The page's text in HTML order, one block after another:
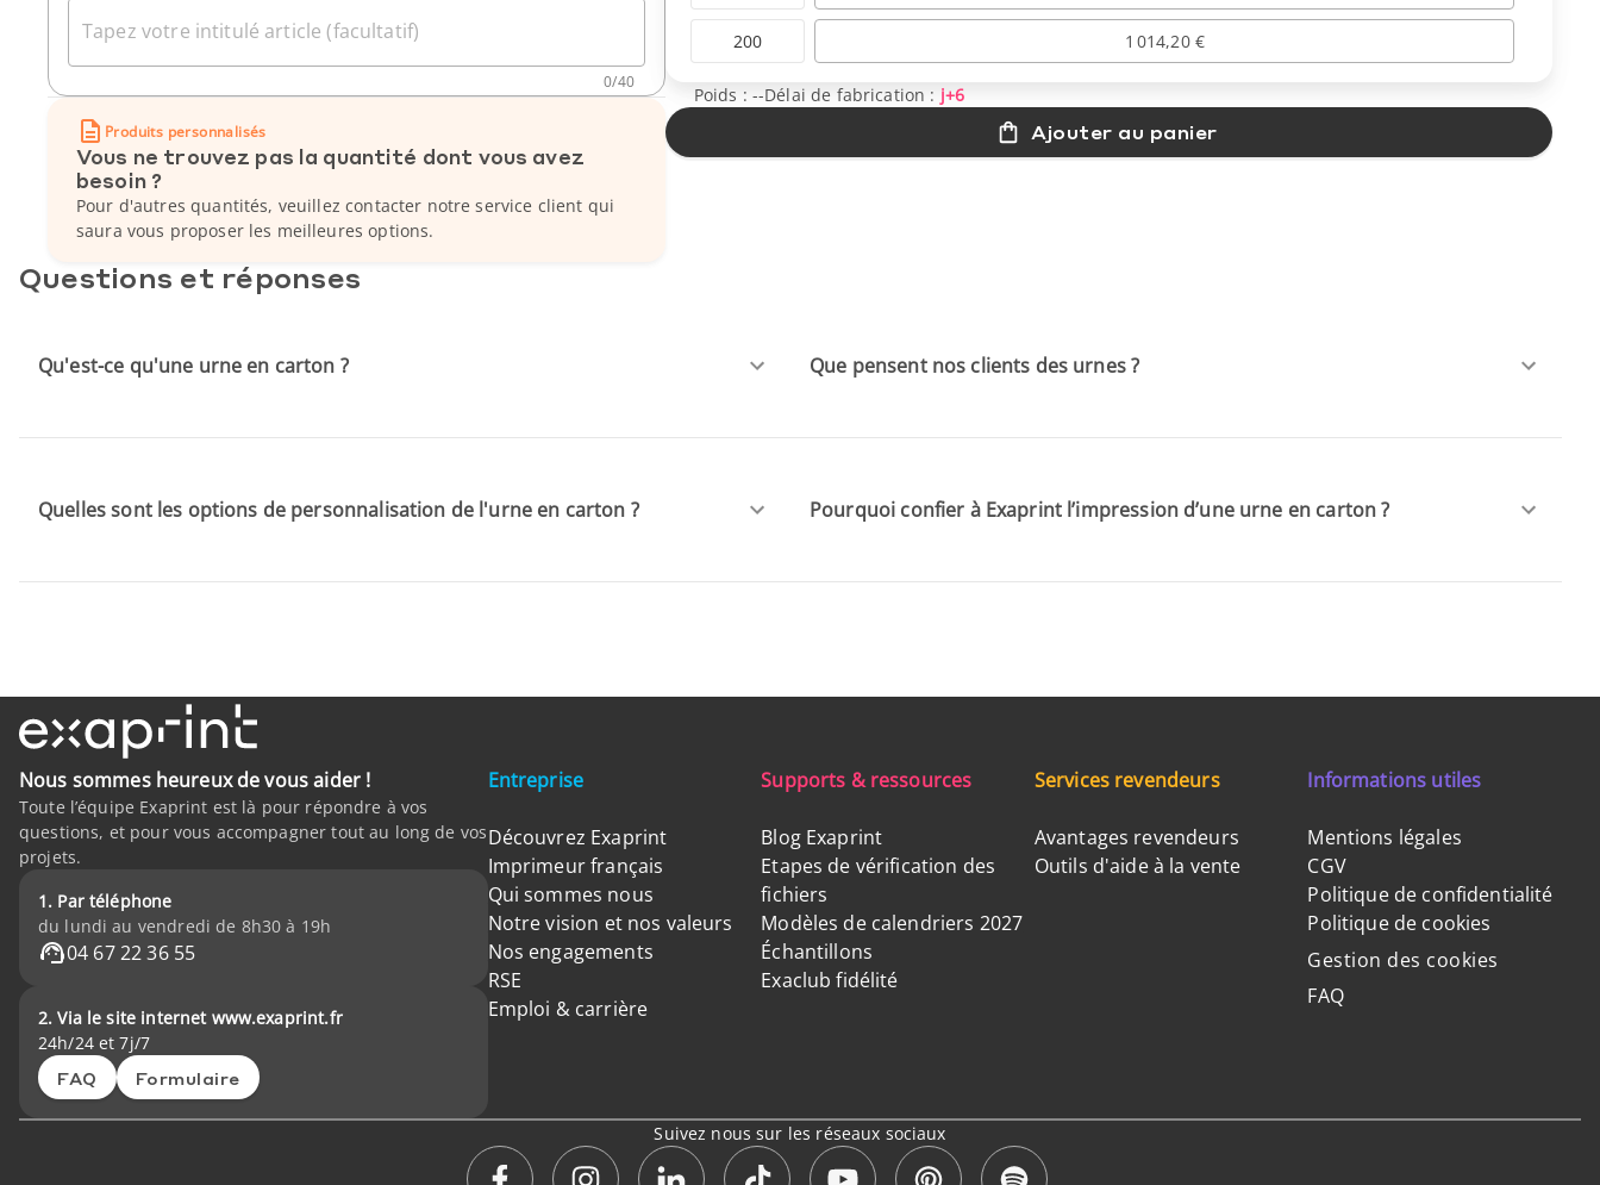
Tapez votre intitulé article (facultatif)
0/40
Produits personnalisés
Vous ne trouvez pas la quantité dont vous avez
besoin ?
Pour d'autres quantités, veuillez contacter notre service client qui
saura vous proposer les meilleures options.
200 1 014,20 €
Poids : --Délai de fabrication : j+6
Ajouter au panier
Questions et réponses
Qu'est-ce qu'une urne en carton ?
Quelles sont les options de personnalisation de l'urne en carton ?
Que pensent nos clients des urnes ?
Pourquoi confier à Exaprint l’impression d’une urne en carton ?
Nous sommes heureux de vous aider !
Toute l’équipe Exaprint est là pour répondre à vos
questions, et pour vous accompagner tout au long de vos
projets.
1. Par téléphone
du lundi au vendredi de 8h30 à 19h
04 67 22 36 55
2. Via le site internet www.exaprint.fr
24h/24 et 7j/7
FAQ Formulaire
Entreprise
Découvrez Exaprint
Imprimeur français
Qui sommes nous
Notre vision et nos valeurs
Nos engagements
RSE
Emploi & carrière
Supports & ressources
Blog Exaprint
Etapes de vérification des
fichiers
Modèles de calendriers 2027
Échantillons
Exaclub fidélité
Services revendeurs
Avantages revendeurs
Outils d'aide à la vente
Informations utiles
Mentions légales
CGV
Politique de confidentialité
Politique de cookies
Gestion des cookies
FAQ
Suivez nous sur les réseaux sociaux